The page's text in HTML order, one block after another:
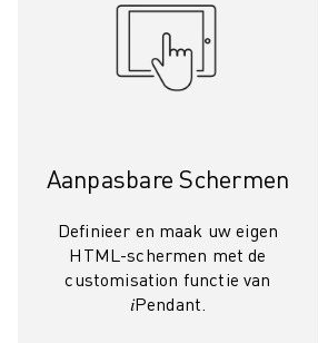
OPSLAG & LOGISTIEK
ALLE TOEPASSINGEN
CNC SLIJPEN
CNC DRAAIEN
BOREN EN TAPPEN MET HOGE SNELHEID
Aanpasbare Schermen
Definieer en maak uw eigen
HTML-schermen met de
customisation functie van
𝑖Pendant.